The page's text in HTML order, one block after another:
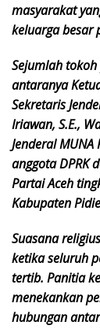
masyarakat
keluarga besar
Sejumlah
antaranya
Sekretaris
Iriawan, S.E.,
Jenderal
anggota DPRK
Partai Aceh
Kabupaten
Suasana
ketika seluruh
tertib. Panitia
menekankan
hubungan